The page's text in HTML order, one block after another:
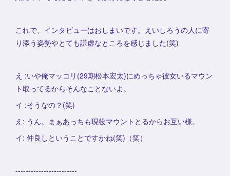
これで、インタビューはおしまいです。えいしろうの人に寄
り添う姿勢やとても謙虚なところを感じました(笑)
え :いや俺マッコリ(29期松本宏太)にめっちゃ彼女いるマウン
ト取ってるからそんなことないよ。
イ :そうなの？(笑)
え: うん。まぁあっちも現役マウントとるからお互い様。
イ: 仲良しということですかね(笑)（笑）
------------------------